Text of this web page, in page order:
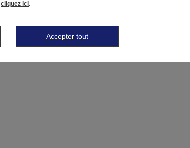
cliquez ici.
Accepter tout